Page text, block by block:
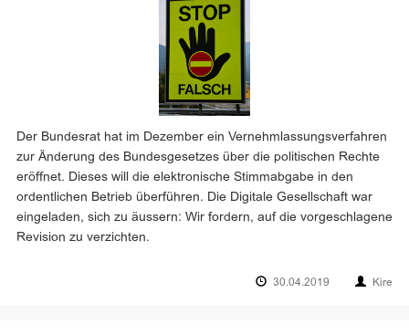
Der Bundesrat hat im Dezember ein Vernehmlassungsverfahren
zur Änderung des Bundesgesetzes über die politischen Rechte
eröffnet. Dieses will die elektronische Stimmabgabe in den
ordentlichen Betrieb überführen. Die Digitale Gesellschaft war
eingeladen, sich zu äussern: Wir fordern, auf die vorgeschlagene
Revision zu verzichten.
30.04.2019 Kire